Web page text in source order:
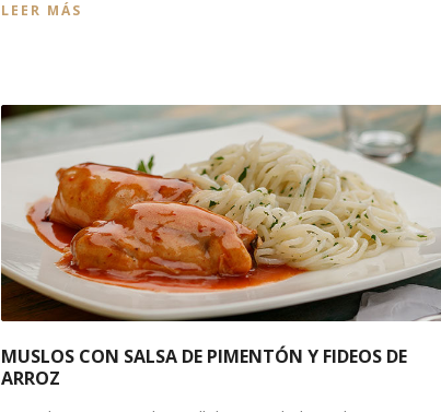
LEER MÁS
MUSLOS CON SALSA DE PIMENTÓN Y FIDEOS DE
ARROZ